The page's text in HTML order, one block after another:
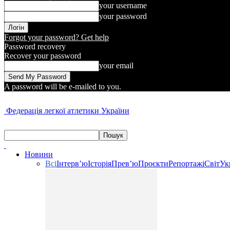
your username
your password
Forgot your password? Get help
Password recovery
Recover your password
your email
A password will be e-mailed to you.
Федерація легкої атлетики України
Новини
ВсіІнтерв’юІсторіяПрев’юПроєктиРепортажіСвіт